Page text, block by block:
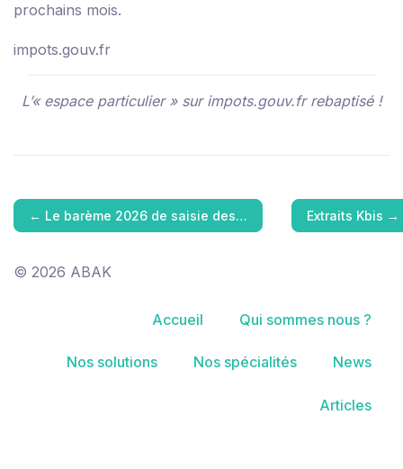
prochains mois.
impots.gouv.fr
L’« espace particulier » sur impots.gouv.fr rebaptisé !
← Le barème 2026 de saisie des… Extraits Kbis →
© 2026 ABAK
Accueil Qui sommes nous ?
Nos solutions Nos spécialités News
Articles